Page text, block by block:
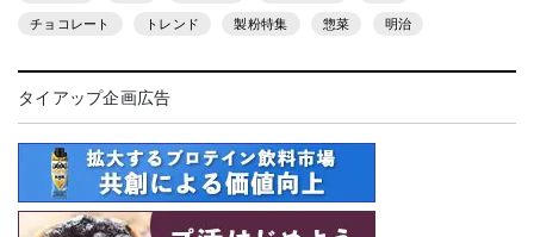
チョコレート トレンド 製粉特集 惣菜 明治
タイアップ企画広告